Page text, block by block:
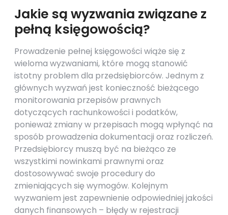
Jakie są wyzwania związane z
pełną księgowością?
Prowadzenie pełnej księgowości wiąże się z
wieloma wyzwaniami, które mogą stanowić
istotny problem dla przedsiębiorców. Jednym z
głównych wyzwań jest konieczność bieżącego
monitorowania przepisów prawnych
dotyczących rachunkowości i podatków,
ponieważ zmiany w przepisach mogą wpłynąć na
sposób prowadzenia dokumentacji oraz rozliczeń.
Przedsiębiorcy muszą być na bieżąco ze
wszystkimi nowinkami prawnymi oraz
dostosowywać swoje procedury do
zmieniających się wymogów. Kolejnym
wyzwaniem jest zapewnienie odpowiedniej jakości
danych finansowych – błędy w rejestracji